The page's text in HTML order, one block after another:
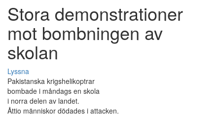
Stora demonstrationer
mot bombningen av
skolan
Lyssna
Pakistanska krigshelikoptrar
bombade i måndags en skola
i norra delen av landet.
Åttio människor dödades i attacken.